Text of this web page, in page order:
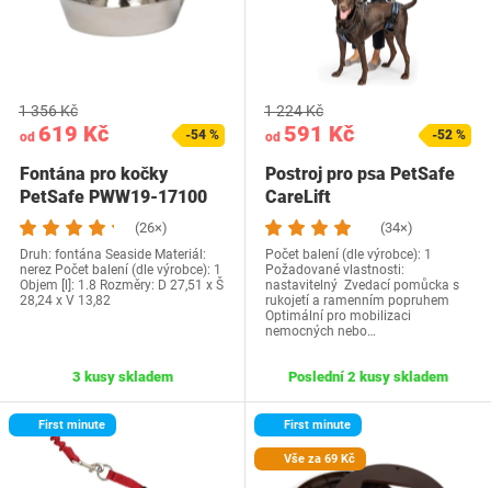
od 619 Kč
1 356 Kč
-54 %
Fontána pro kočky
PetSafe PWW19-17100
(26×)
Druh: fontána Seaside Materiál:
nerez Počet balení (dle výrobce): 1
Objem [l]: 1.8 Rozměry: D 27,51 x Š
28,24 x V 13,82
3 kusy skladem
od 591 Kč
1 224 Kč
-52 %
Postroj pro psa PetSafe
CareLift
(34×)
Počet balení (dle výrobce): 1
Požadované vlastnosti:
nastavitelný Zvedací pomůcka s
rukojetí a ramenním popruhem
Optimální pro mobilizaci
nemocných nebo…
Poslední 2 kusy skladem
First minute First minute
Vše za 69 Kč